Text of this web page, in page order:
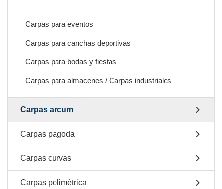
Carpas para eventos
Carpas para canchas deportivas
Carpas para bodas y fiestas
Carpas para almacenes / Carpas industriales
Carpas arcum
Carpas pagoda
Carpas curvas
Carpas polimétrica